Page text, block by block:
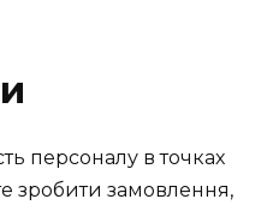
персоналу в точках
зробити замовлення,